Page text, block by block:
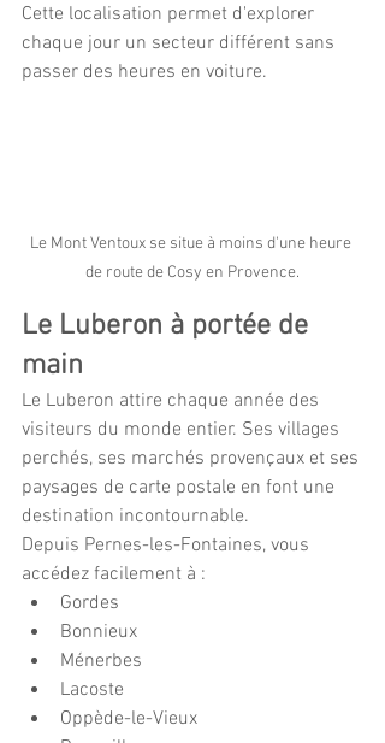
Cette localisation permet d'explorer
chaque jour un secteur différent sans
passer des heures en voiture.
Le Mont Ventoux se situe à moins d'une heure
de route de Cosy en Provence.
Le Luberon à portée de
main
Le Luberon attire chaque année des
visiteurs du monde entier. Ses villages
perchés, ses marchés provençaux et ses
paysages de carte postale en font une
destination incontournable.
Depuis Pernes-les-Fontaines, vous
accédez facilement à :
Gordes
Bonnieux
Ménerbes
Lacoste
Oppède-le-Vieux